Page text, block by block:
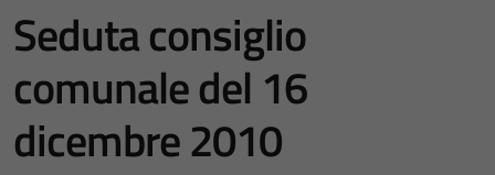
Seduta consiglio
comunale del 16
dicembre 2010